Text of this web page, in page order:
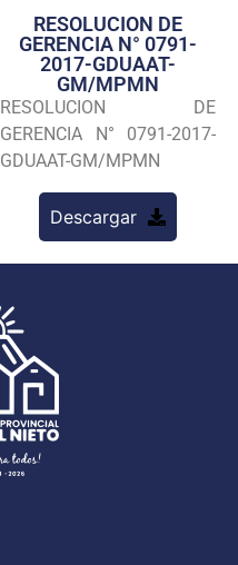
Transparencia
Seguridad
Programas
RESOLUCION DE
GERENCIA N° 0791-
2017-GDUAAT-
GM/MPMN
RESOLUCION DE
GERENCIA N° 0791-2017-
GDUAAT-GM/MPMN
Descargar